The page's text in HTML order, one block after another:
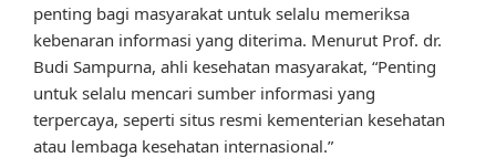
penting bagi masyarakat untuk selalu memeriksa
kebenaran informasi yang diterima. Menurut Prof. dr.
Budi Sampurna, ahli kesehatan masyarakat, “Penting
untuk selalu mencari sumber informasi yang
terpercaya, seperti situs resmi kementerian kesehatan
atau lembaga kesehatan internasional.”